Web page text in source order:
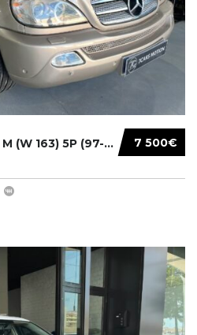
7 500€
MERCEDES BENZ CLASE M (W 163) 5P (97-05) 200...